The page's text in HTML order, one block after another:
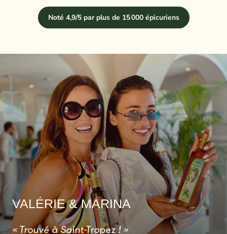
Noté 4,9/5 par plus de 15 000 épicuriens
VALÉRIE & MARINA
« Trouvé à Saint-Tropez ! »